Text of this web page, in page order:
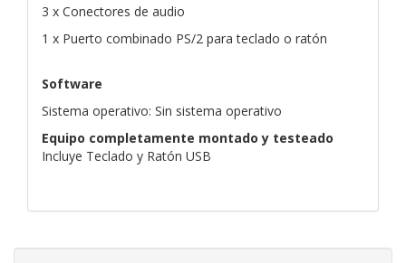
3 x Conectores de audio
1 x Puerto combinado PS/2 para teclado o ratón
Software
Sistema operativo: Sin sistema operativo
Equipo completamente montado y testeado
Incluye Teclado y Ratón USB